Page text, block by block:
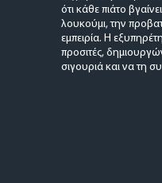
ότι κάθε πιάτο
λουκούμι, την
εμπειρία. Η
προσιτές,
σιγουριά και να τη